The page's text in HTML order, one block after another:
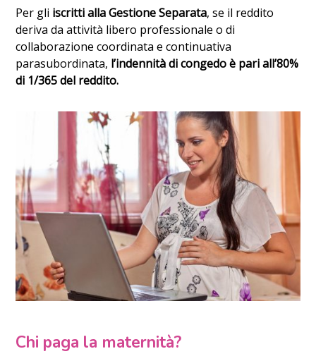
Per gli iscritti alla Gestione Separata, se il reddito
deriva da attività libero professionale o di
collaborazione coordinata e continuativa
parasubordinata, l’indennità di congedo è pari all’80%
di 1/365 del reddito.
Chi paga la maternità?